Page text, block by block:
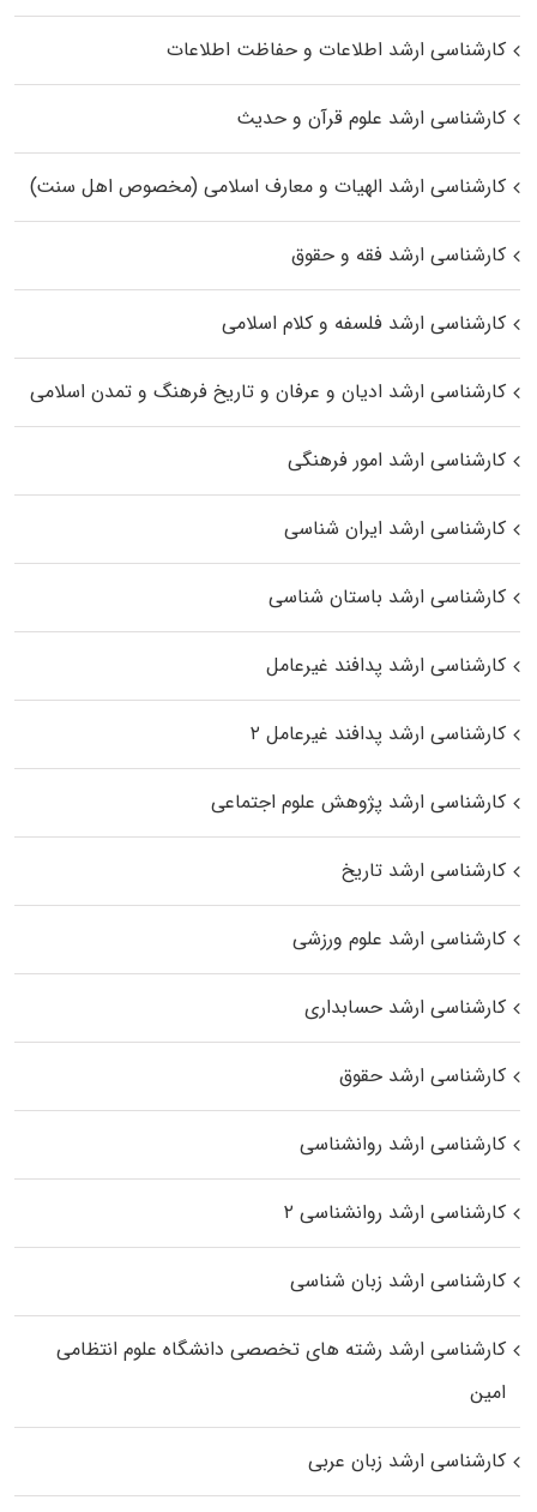
کارشناسی ارشد اطلاعات و حفاظت اطلاعات
کارشناسی ارشد علوم قرآن و حدیث
کارشناسی ارشد الهیات و معارف اسلامی (مخصوص اهل سنت)
کارشناسی ارشد فقه و حقوق
کارشناسی ارشد فلسفه و کلام اسلامی
کارشناسی ارشد ادیان و عرفان و تاریخ فرهنگ و تمدن اسلامی
کارشناسی ارشد امور فرهنگی
کارشناسی ارشد ایران شناسی
کارشناسی ارشد باستان شناسی
کارشناسی ارشد پدافند غیرعامل
کارشناسی ارشد پدافند غیرعامل ۲
کارشناسی ارشد پژوهش علوم اجتماعی
کارشناسی ارشد تاریخ
کارشناسی ارشد علوم ورزشی
کارشناسی ارشد حسابداری
کارشناسی ارشد حقوق
کارشناسی ارشد روانشناسی
کارشناسی ارشد روانشناسی ۲
کارشناسی ارشد زبان شناسی
کارشناسی ارشد رﺷﺘﻪ ﻫﺎی تخصصی داﻧﺸﮕﺎه ﻋﻠﻮم انتظامی
اﻣﻴﻦ
کارشناسی ارشد زبان عربی